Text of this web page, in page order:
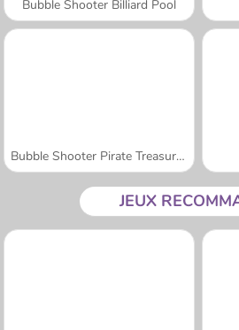
Bubble Shooter Billiard Pool
Bubble Shooter Pirate Treasures
JEUX